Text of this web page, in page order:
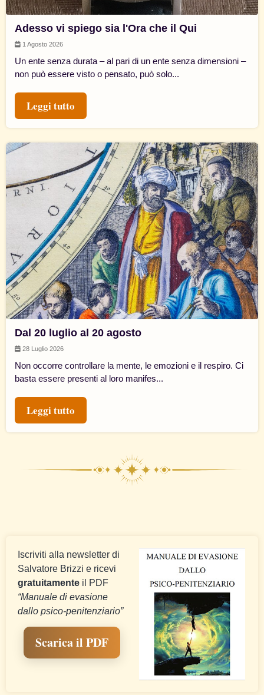
Adesso vi spiego sia l'Ora che il Qui
1 Agosto 2026
Un ente senza durata – al pari di un ente senza dimensioni –
non può essere visto o pensato, può solo...
Leggi tutto
Dal 20 luglio al 20 agosto
28 Luglio 2026
Non occorre controllare la mente, le emozioni e il respiro. Ci
basta essere presenti al loro manifes...
Leggi tutto
Iscriviti alla newsletter di
Salvatore Brizzi e ricevi
gratuitamente il PDF
“Manuale di evasione
dallo psico-penitenziario”
Scarica il PDF